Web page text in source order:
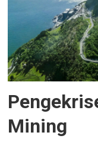
Mining